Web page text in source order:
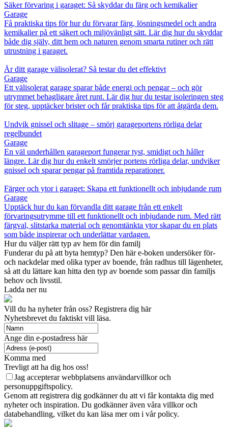
Säker förvaring i garaget: Så skyddar du färg och kemikalier
Garage
Få praktiska tips för hur du förvarar färg, lösningsmedel och andra
kemikalier på ett säkert och miljövänligt sätt. Lär dig hur du skyddar
både dig själv, ditt hem och naturen genom smarta rutiner och rätt
utrustning i garaget.
Är ditt garage välisolerat? Så testar du det effektivt
Garage
Ett välisolerat garage sparar både energi och pengar – och gör
utrymmet behagligare året runt. Lär dig hur du testar isoleringen steg
för steg, upptäcker brister och får praktiska tips för att åtgärda dem.
Undvik gnissel och slitage – smörj garageportens rörliga delar
regelbundet
Garage
En väl underhållen garageport fungerar tyst, smidigt och håller
längre. Lär dig hur du enkelt smörjer portens rörliga delar, undviker
gnissel och sparar pengar på framtida reparationer.
Färger och ytor i garaget: Skapa ett funktionellt och inbjudande rum
Garage
Upptäck hur du kan förvandla ditt garage från ett enkelt
förvaringsutrymme till ett funktionellt och inbjudande rum. Med rätt
färgval, slitstarka material och genomtänkta ytor skapar du en plats
som både inspirerar och underlättar vardagen.
Hur du väljer rätt typ av hem för din familj
Funderar du på att byta hemtyp? Den här e-boken undersöker för-
och nackdelar med olika typer av boende, från radhus till lägenheter,
så att du lättare kan hitta den typ av boende som passar din familjs
behov och livsstil.
Ladda ner nu
Vill du ha nyheter från oss? Registrera dig här
Nyhetsbrevet du faktiskt vill läsa.
Ange din e-postadress här
Komma med
Trevligt att ha dig hos oss!
Jag accepterar webbplatsens användarvillkor och
personuppgiftspolicy.
Genom att registrera dig godkänner du att vi får kontakta dig med
nyheter och inspiration. Du godkänner även våra villkor och
databehandling, vilket du kan läsa mer om i vår policy.